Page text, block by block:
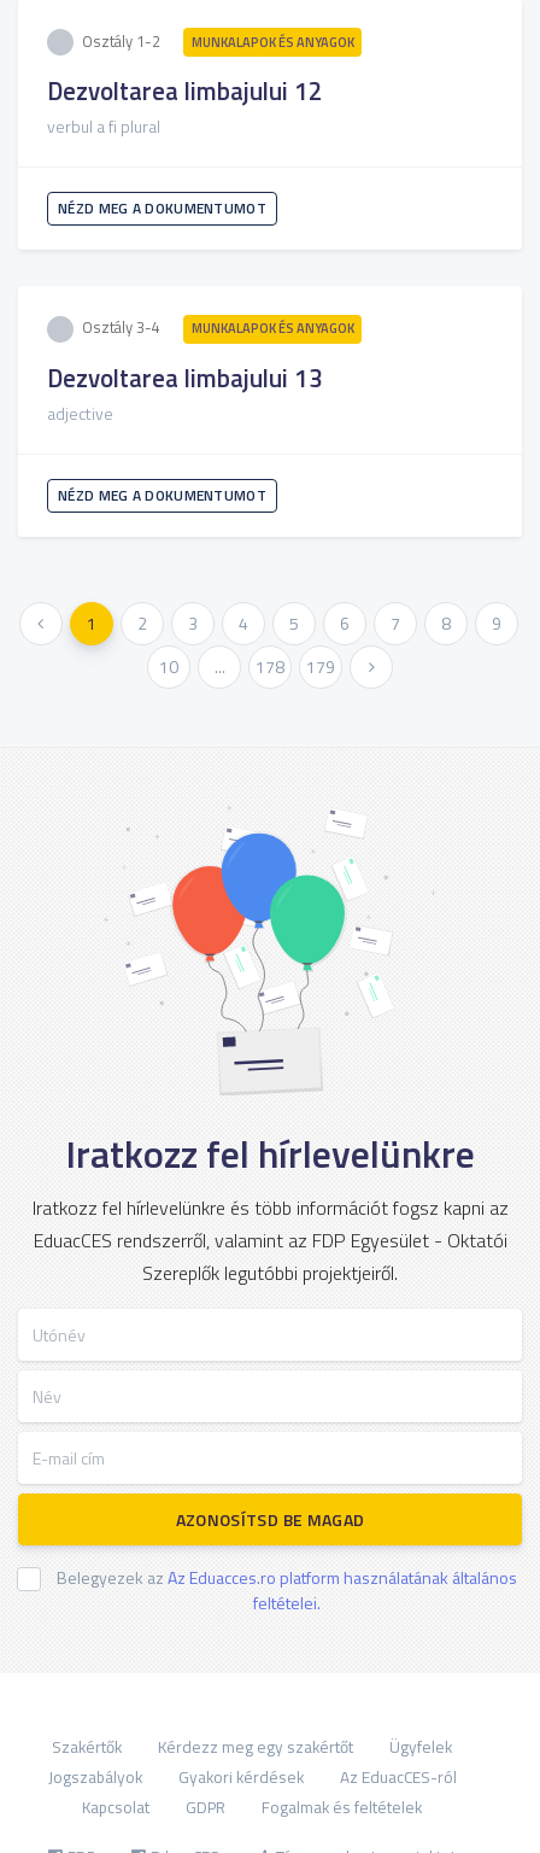
Osztály 1-2 MUNKALAPOK ÉS ANYAGOK
Dezvoltarea limbajului 12
verbul a fi plural
NÉZD MEG A DOKUMENTUMOT
Osztály 3-4 MUNKALAPOK ÉS ANYAGOK
Dezvoltarea limbajului 13
adjective
NÉZD MEG A DOKUMENTUMOT
« Előző 1 2 3 4 5 6 7 8
9
10
... 178 179Következő »
Iratkozz fel hírlevelünkre
Iratkozz fel hírlevelünkre és több információt fogsz kapni az
EduacCES rendszerről, valamint az FDP Egyesület - Oktatói
Szereplők legutóbbi projektjeiről.
AZONOSÍTSD BE MAGAD
Belegyezek azAz Eduacces.ro platform használatának általános
feltételei.
Szakértők Kérdezz meg egy szakértőt
Ügyfelek
Jogszabályok
Gyakori kérdések
Az EduacCES-ról
Kapcsolat
GDPR Fogalmak és feltételek